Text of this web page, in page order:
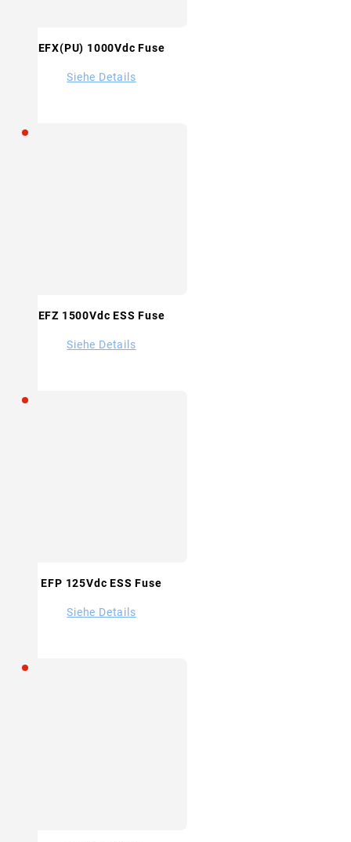
EFX(PU) 1000Vdc Fuse
Siehe Details
EFZ 1500Vdc ESS Fuse
Siehe Details
EFP 125Vdc ESS Fuse
Siehe Details